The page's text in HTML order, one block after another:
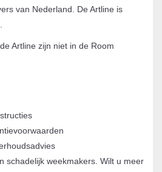
van Nederland. De Artline is
Artline zijn niet in de Room
schadelijk weekmakers. Wilt u meer